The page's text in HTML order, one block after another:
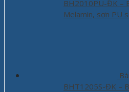
BH2010PU-ĐK –
Melamin, sơn PU
BHT1205S-ĐK –